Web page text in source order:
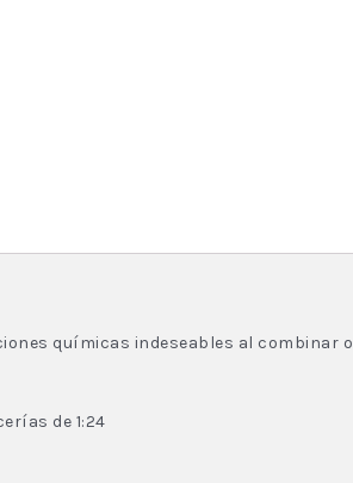
químicas indeseables al combinar o
de 1:24